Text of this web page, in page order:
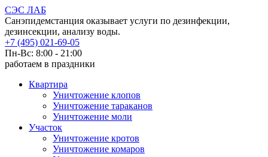
СЭС ЛАБ
Санэпидемстанция оказывает услуги по дезинфекции,
дезинсекции, анализу воды.
+7 (495) 021-69-05
Пн-Вс: 8:00 - 21:00
работаем в праздники
Квартира
Уничтожение клопов
Уничтожение тараканов
Уничтожение моли
Участок
Уничтожение кротов
Уничтожение комаров